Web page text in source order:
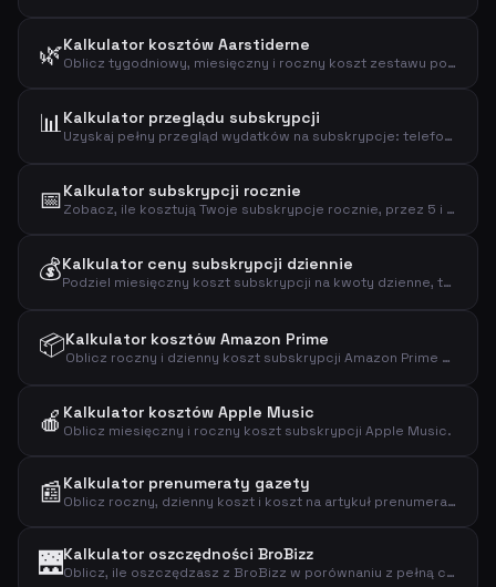
🌿Kalkulator kosztów Aarstiderne
Oblicz tygodniowy, miesięczny i roczny koszt zestawu posiłków Aarstiderne.
📊Kalkulator przeglądu subskrypcji
Uzyskaj pełny przegląd wydatków na subskrypcje: telefon, internet, streaming, fitness, muzyka, prasa i więcej.
📅Kalkulator subskrypcji rocznie
Zobacz, ile kosztują Twoje subskrypcje rocznie, przez 5 i 10 lat.
💰Kalkulator ceny subskrypcji dziennie
Podziel miesięczny koszt subskrypcji na kwoty dzienne, tygodniowe i roczne.
📦Kalkulator kosztów Amazon Prime
Oblicz roczny i dzienny koszt subskrypcji Amazon Prime Video.
🍎 Kalkulator kosztów Apple Music
Oblicz miesięczny i roczny koszt subskrypcji Apple Music.
📰Kalkulator prenumeraty gazety
Oblicz roczny, dzienny koszt i koszt na artykuł prenumeraty gazety.
🌉Kalkulator oszczędności BroBizz
Oblicz, ile oszczędzasz z BroBizz w porównaniu z pełną ceną za przejazd.